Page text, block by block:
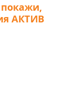
АКТИВ